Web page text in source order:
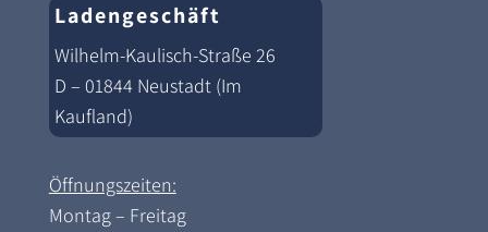
Ladengeschäft
Wilhelm-Kaulisch-Straße 26
D – 01844 Neustadt (Im
Kaufland)
Öffnungszeiten:
Montag – Freitag